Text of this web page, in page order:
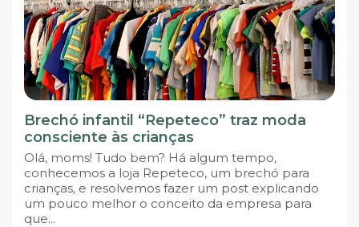
Brechó infantil “Repeteco” traz moda
consciente às crianças
Olá, moms! Tudo bem? Há algum tempo,
conhecemos a loja Repeteco, um brechó para
crianças, e resolvemos fazer um post explicando
um pouco melhor o conceito da empresa para
que...